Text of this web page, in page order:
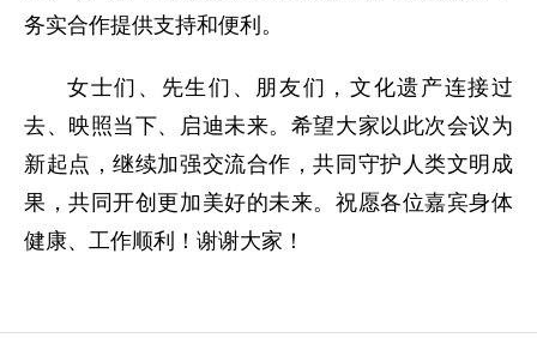
务实合作提供支持和便利。
女士们、先生们、朋友们，文化遗产连接过
去、映照当下、启迪未来。希望大家以此次会议为
新起点，继续加强交流合作，共同守护人类文明成
果，共同开创更加美好的未来。祝愿各位嘉宾身体
健康、工作顺利！谢谢大家！